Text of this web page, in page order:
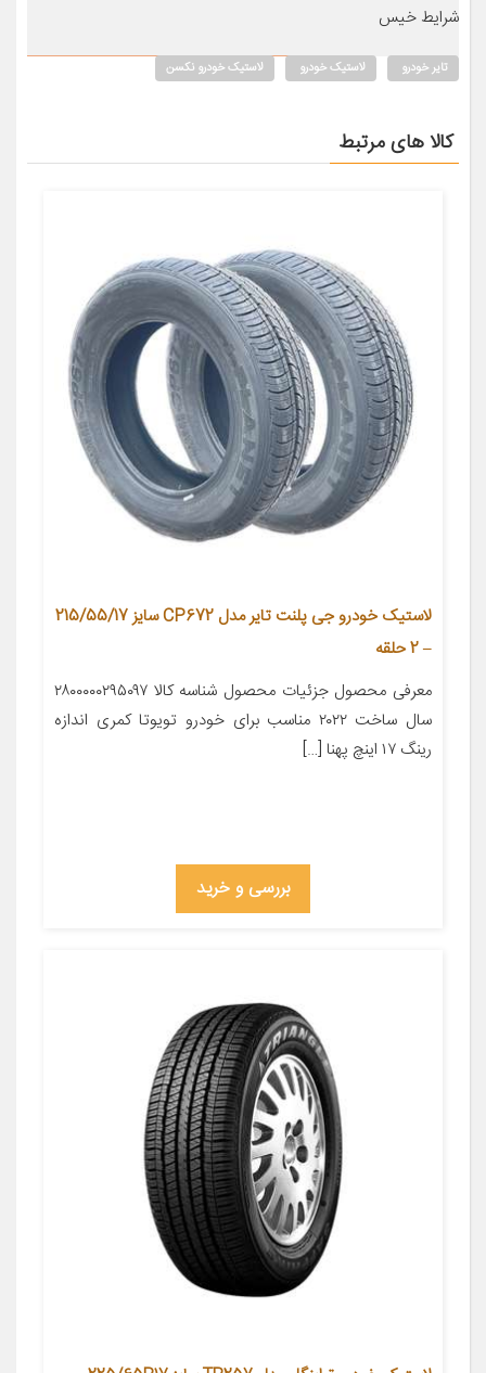
شرایط خیس
تایر خودرو لاستیک خودرو لاستیک خودرو نکسن
کالا های مرتبط
لاستیک خودرو جی پلنت تایر مدل CP672 سایز 215/55/17
– 2 حلقه
معرفی محصول جزئیات محصول شناسه کالا ۲۸۰۰۰۰۰۲۹۵۰۹۷
سال ساخت ۲۰۲۲ مناسب برای خودرو تویوتا کمری اندازه
رینگ ۱۷ اینچ پهنا […]
بررسی و خرید